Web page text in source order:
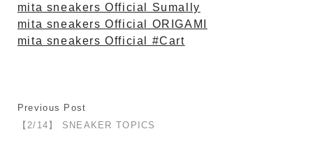
mita sneakers Official Sumally
mita sneakers Official ORIGAMI
mita sneakers Official #Cart
Previous Post
【2/14】 SNEAKER TOPICS